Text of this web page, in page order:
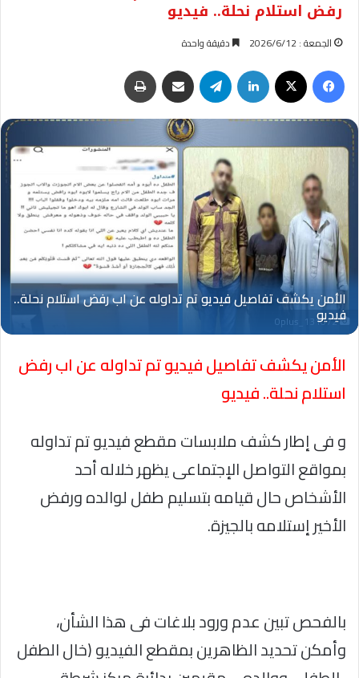
رفض استلام نحلة.. فيديو
الجمعة : 2026/6/12 دقيقة واحدة
فيسبوك لينكدإن تيلقرام مشاركة عبر البريد
Oplus_131072
الأمن يكشف تفاصيل فيديو تم تداوله عن اب رفض
استلام نحلة.. فيديو
و فى إطار كشف ملابسات مقطع فيديو تم تداوله
بمواقع التواصل الإجتماعى يظهر خلاله أحد
الأشخاص حال قيامه بتسليم طفل لوالده ورفض
الأخير إستلامه بالجيزة.
بالفحص تبين عدم ورود بلاغات فى هذا الشأن،
وأمكن تحديد الظاهرين بمقطع الفيديو (خال الطفل